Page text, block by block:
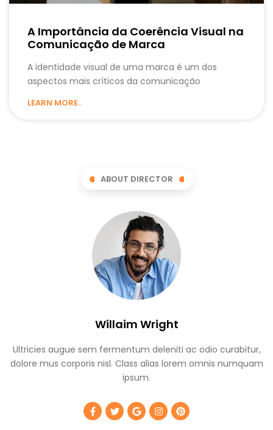
A Importância da Coerência Visual na
Comunicação de Marca
A identidade visual de uma marca é um dos
aspectos mais críticos da comunicação
LEARN MORE..
ABOUT DIRECTOR
Willaim Wright
Ultricies augue sem fermentum deleniti ac odio curabitur,
dolore mus corporis nisl. Class alias lorem omnis numquam
ipsum.